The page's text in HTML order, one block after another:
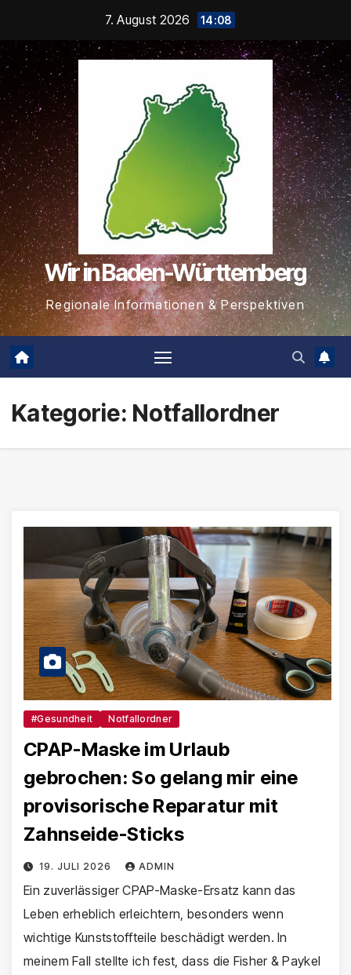
springen
7. August 2026 14:08
Wir in Baden-Württemberg
Regionale Informationen & Perspektiven
Kategorie: Notfallordner
#Gesundheit Notfallordner
CPAP-Maske im Urlaub
gebrochen: So gelang mir eine
provisorische Reparatur mit
Zahnseide-Sticks
19. JULI 2026 ADMIN
Ein zuverlässiger CPAP-Maske-Ersatz kann das
Leben erheblich erleichtern, besonders wenn
wichtige Kunststoffteile beschädigt werden. In
meinem Fall stellte ich fest, dass die Fisher & Paykel